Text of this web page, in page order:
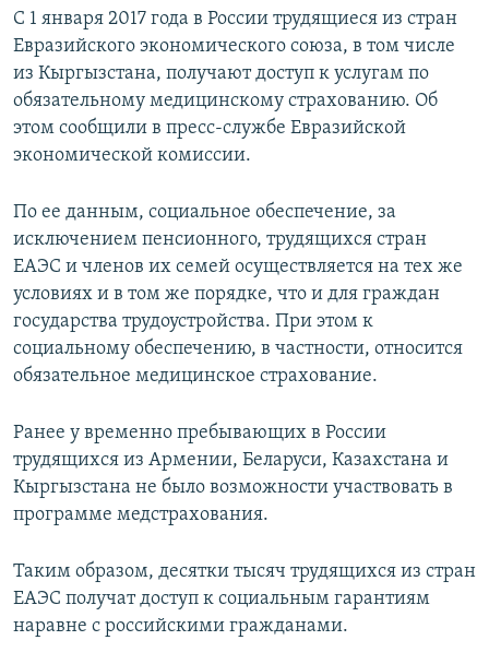
С 1 января 2017 года в России трудящиеся из стран
Евразийского экономического союза, в том числе
из Кыргызстана, получают доступ к услугам по
обязательному медицинскому страхованию. Об
этом сообщили в пресс-службе Евразийской
экономической комиссии.
По ее данным, социальное обеспечение, за
исключением пенсионного, трудящихся стран
ЕАЭС и членов их семей осуществляется на тех же
условиях и в том же порядке, что и для граждан
государства трудоустройства. При этом к
социальному обеспечению, в частности, относится
обязательное медицинское страхование.
Ранее у временно пребывающих в России
трудящихся из Армении, Беларуси, Казахстана и
Кыргызстана не было возможности участвовать в
программе медстрахования.
Таким образом, десятки тысяч трудящихся из стран
ЕАЭС получат доступ к социальным гарантиям
наравне с российскими гражданами.